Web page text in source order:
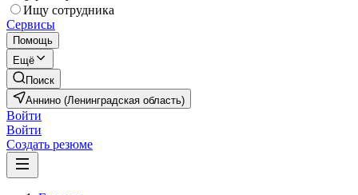
Ищу сотрудника
Сервисы
Помощь
Ещё
Поиск
Аннино (Ленинградская область)
Войти
Войти
Создать резюме